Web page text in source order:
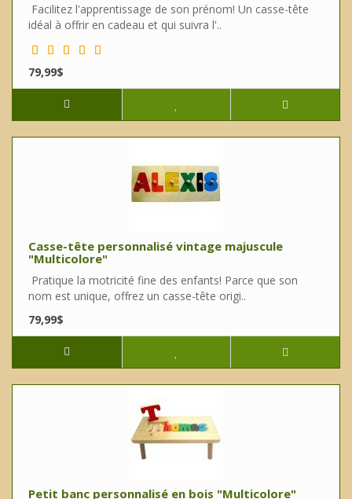
Facilitez l'apprentissage de son prénom! Un casse-tête
idéal à offrir en cadeau et qui suivra l'..
79,99$
Casse-tête personnalisé vintage majuscule
"Multicolore"
Pratique la motricité fine des enfants! Parce que son
nom est unique, offrez un casse-tête origi..
79,99$
Petit banc personnalisé en bois "Multicolore"